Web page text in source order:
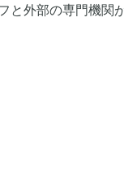
と外部の専門機関